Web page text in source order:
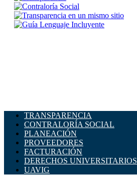
TRANSPARENCIA
CONTRALORÍA SOCIAL
PLANEACIÓN
PROVEEDORES
FACTURACIÓN
DERECHOS UNIVERSITARIOS
UAVIG